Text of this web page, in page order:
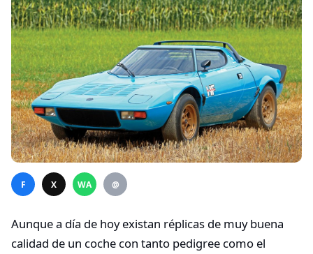
F X WA @
Aunque a día de hoy existan réplicas de muy buena
calidad de un coche con tanto pedigree como el